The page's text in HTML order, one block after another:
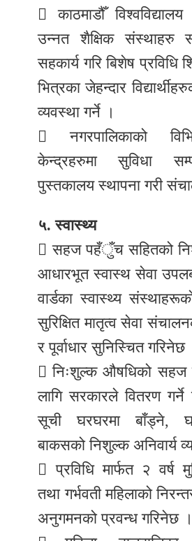
 काठमाडौँ
उन्नत शैक्षिक संस्थाहरु
सहकार्य गरि बिशेष प्रविधि
भित्रका जेहन्दार
व्यवस्था गर्ने ।
 नगरपालिकाको
केन्द्रहरुमा सुविधा
पुस्तकालय स्थापना गरी
५. स्वास्थ्य
 सहज पहँुँच सहितको
आधारभूत स्वास्थ सेवा
वार्डका स्वास्थ्य
सुरिक्षित मातृत्व सेवा
र पूर्वाधार सुनिस्चित गरिनेछ
 निःशुल्क औषधिको सहज
लागि सरकारले वितरण
सूची घरघरमा बाँड्ने,
बाकसको निशुल्क अनिवार्य
 प्रविधि मार्फत २ वर्ष
तथा गर्भवती महिलाको
अनुगमनको प्रवन्ध गरिनेछ ।